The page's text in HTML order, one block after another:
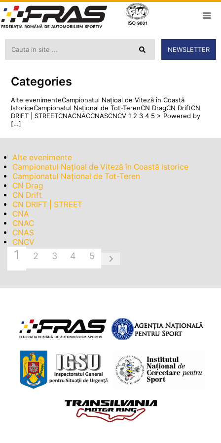
NEWSLETTER
Categories
Alte evenimenteCampionatul Națioal de Viteză în Coastă
IstoriceCampionatul Naţional de Tot-TerenCN DragCN DriftCN
DRIFT | STREETCNACNACCNASCNCV 1 2 3 4 5 > Powered by
[…]
Alte evenimente
Campionatul Națioal de Viteză în Coastă Istorice
Campionatul Naţional de Tot-Teren
CN Drag
CN Drift
CN DRIFT | STREET
CNA
CNAC
CNAS
CNCV
1 2 3 4 5